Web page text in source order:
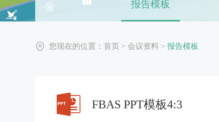
报告模板
您现在的位置： 首页 > 会议资料 > 报告模板
FBAS PPT模板4:3